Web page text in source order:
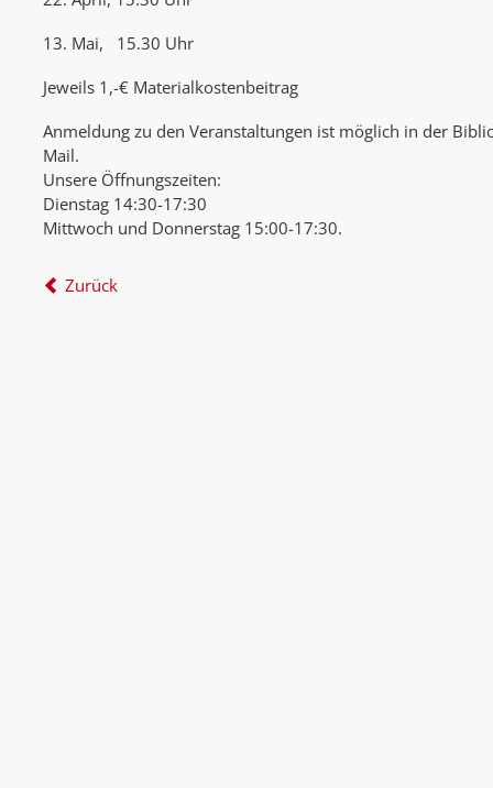
13. Mai, 15.30 Uhr
Jeweils 1,-€ Materialkostenbeitrag
Anmeldung zu den Veranstaltungen ist möglich in der
Mail.
Unsere Öffnungszeiten:
Dienstag 14:30-17:30
Mittwoch und Donnerstag 15:00-17:30.
Zurück